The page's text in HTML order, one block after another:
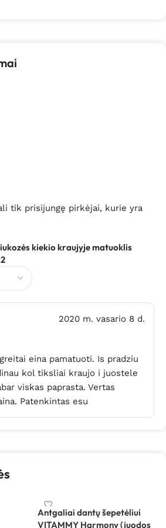
kiekio kraujyje matuoklis
2020 m. vasario 8 d.
eina pamatuoti. Is pradziu
kol tiksliai kraujo i juostele
viskas paprasta. Vertas
Patenkintas esu
tik prisijungę pirkėjai, kurie yra
Antgaliai dantų šepetėliui
VITAMMY Harmony (juodos